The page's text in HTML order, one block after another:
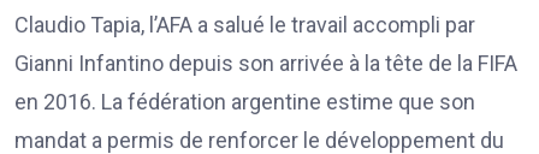
Claudio Tapia, l’AFA a salué le travail accompli par
Gianni Infantino depuis son arrivée à la tête de la FIFA
en 2016. La fédération argentine estime que son
mandat a permis de renforcer le développement du